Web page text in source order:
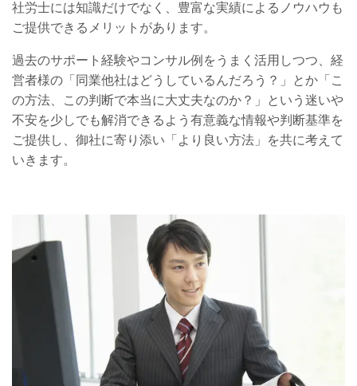
社労士には知識だけでなく、豊富な実績によるノウハウも
ご提供できるメリットがあります。
過去のサポート経験やコンサル例をうまく活用しつつ、経
営者様の「同業他社はどうしているんだろう？」とか「こ
の方法、この判断で本当に大丈夫なのか？」という迷いや
不安を少しでも解消できるよう有意義な情報や判断基準を
ご提供し、御社に寄り添い「より良い方法」を共に考えて
いきます。